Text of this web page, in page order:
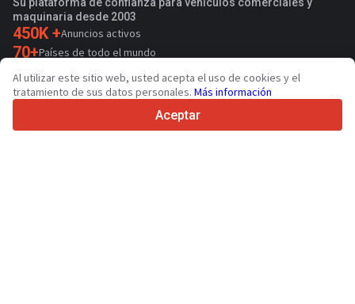
maquinaria desde 2003
450K +Anuncios activos
70+Países de todo el mundo
36Idiomas admitidos
4.7/5
Al utilizar este sitio web, usted acepta el uso de cookies y el
tratamiento de sus datos personales. Más información
Aceptar